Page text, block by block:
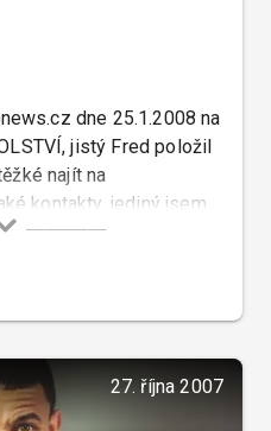
dne 25.1.2008 na
jistý Fred položil
najít na
kontakty, jediný jsem
se ptám, zda-li je možno
nové diskusní téma.
27. října 2007